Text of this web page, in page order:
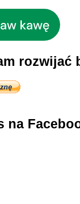
rozwijać
na